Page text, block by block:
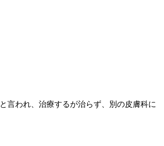
と言われ、治療するが治らず、別の皮膚科に